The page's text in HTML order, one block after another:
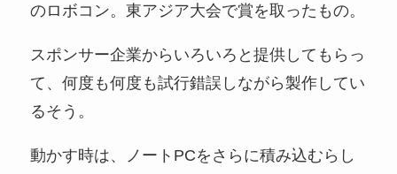
のロボコン。東アジア大会で賞を取ったもの。
スポンサー企業からいろいろと提供してもらっ
て、何度も何度も試行錯誤しながら製作してい
るそう。
動かす時は、ノートPCをさらに積み込むらし